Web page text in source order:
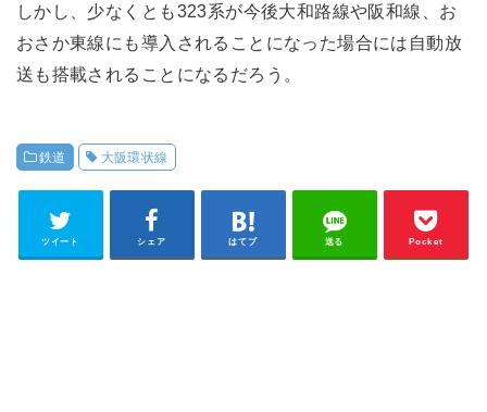
しかし、少なくとも323系が今後大和路線や阪和線、お
おさか東線にも導入されることになった場合には自動放
送も搭載されることになるだろう。
鉄道 大阪環状線
ツイート シェア はてブ 送る Pocket